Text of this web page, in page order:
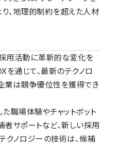
、地理的制約を超えた人材
用活動に革新的な変化を
を通じて、最新のテクノロ
業は競争優位性を獲得でき
職場体験やチャットボット
サポートなど、新しい採用
クノロジーの技術は、候補